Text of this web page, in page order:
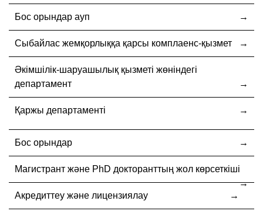
Бос орындар ауп
Cыбайлас жемқорлыққа қарсы комплаенс-қызмет
Әкімшілік-шаруашылық қызметі жөніндегі
департамент
Қаржы департаменті
Бос орындар
Магистрант және PhD докторанттың жол көрсеткіші
Акредиттеу және лицензиялау